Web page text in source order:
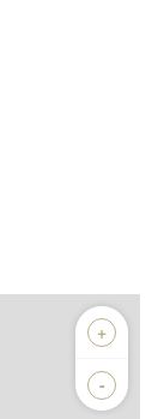
+
-
Biens vendus